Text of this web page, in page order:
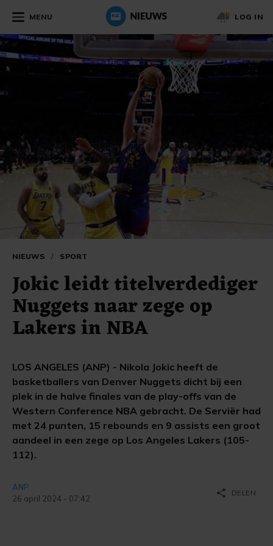
MENU LOG IN
NIEUWS / SPORT
Jokic leidt titelverdediger
Nuggets naar zege op
Lakers in NBA
LOS ANGELES (ANP) - Nikola Jokic heeft de
basketballers van Denver Nuggets dicht bij een
plek in de halve finales van de play-offs van de
Western Conference NBA gebracht. De Serviër had
met 24 punten, 15 rebounds en 9 assists een groot
aandeel in een zege op Los Angeles Lakers (105-
112).
ANP
26 april 2024 - 07:42
share DELEN